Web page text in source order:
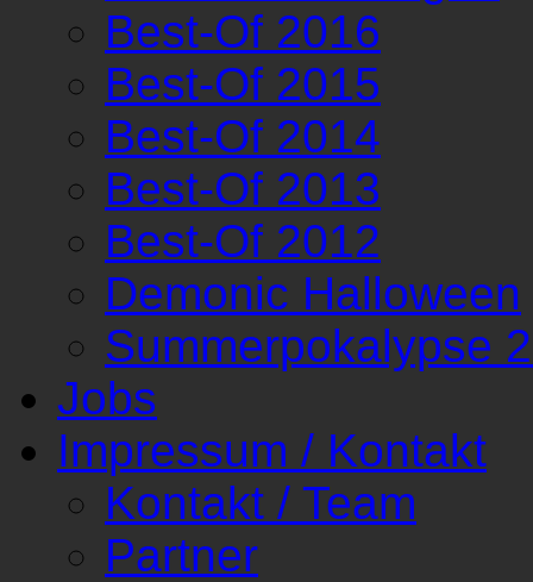
Best-Of 2016
Best-Of 2015
Best-Of 2014
Best-Of 2013
Best-Of 2012
Demonic Halloween
Summerpokalypse
Jobs
Impressum / Kontakt
Kontakt / Team
Partner